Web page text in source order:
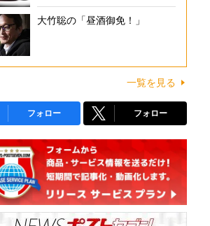
大竹聡の「昼酒御免！」
一覧を見る
フォロー フォロー